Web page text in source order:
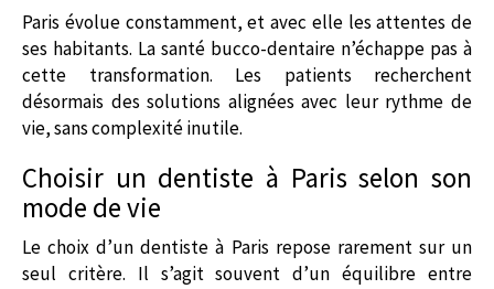
Paris évolue constamment, et avec elle les attentes de
ses habitants. La santé bucco-dentaire n’échappe pas à
cette transformation. Les patients recherchent
désormais des solutions alignées avec leur rythme de
vie, sans complexité inutile.
Choisir un dentiste à Paris selon son
mode de vie
Le choix d’un dentiste à Paris repose rarement sur un
seul critère. Il s’agit souvent d’un équilibre entre